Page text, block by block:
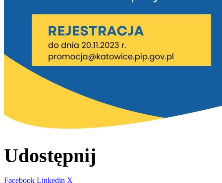
Udostępnij
Facebook Linkedin X